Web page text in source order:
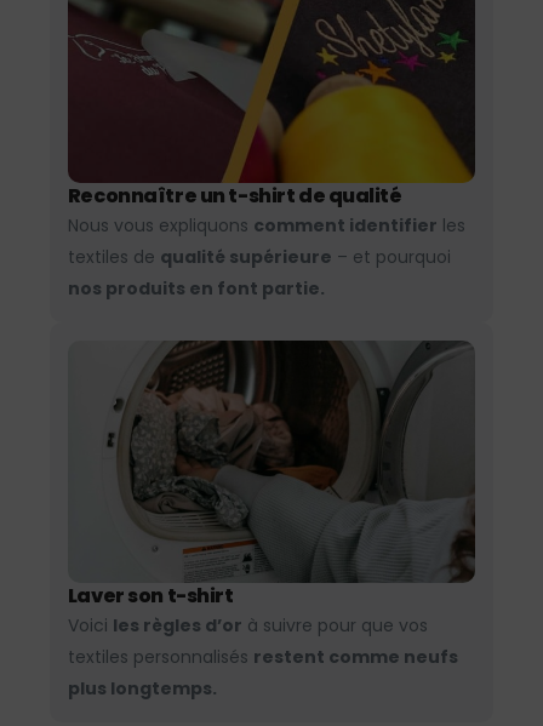
Reconnaître un t-shirt de qualité
Nous vous expliquons comment identifier les
textiles de qualité supérieure – et pourquoi
nos produits en font partie.
Laver son t-shirt
Voici les règles d’or à suivre pour que vos
textiles personnalisés restent comme neufs
plus longtemps.